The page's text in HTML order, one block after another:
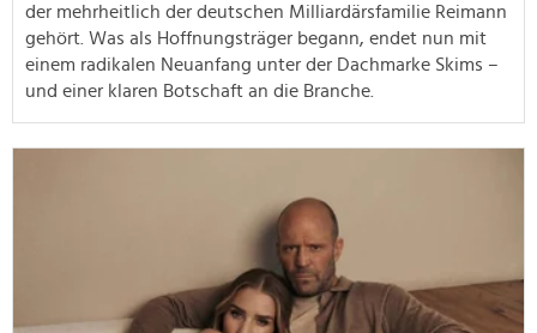
der mehrheitlich der deutschen Milliardärsfamilie Reimann
gehört. Was als Hoffnungsträger begann, endet nun mit
einem radikalen Neuanfang unter der Dachmarke Skims –
und einer klaren Botschaft an die Branche.